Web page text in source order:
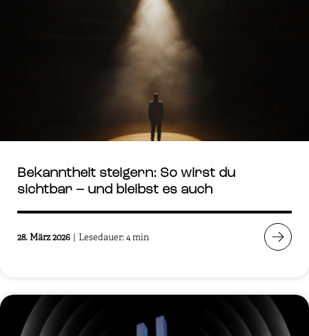
Bekanntheit steigern: So wirst du
sichtbar – und bleibst es auch
28. März 2026 | Lesedauer: 4 min